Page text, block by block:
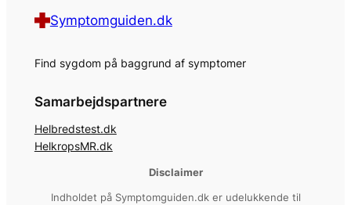
Symptomguiden.dk
Find sygdom på baggrund af symptomer
Samarbejdspartnere
Helbredstest.dk
HelkropsMR.dk
Disclaimer
Indholdet på Symptomguiden.dk er udelukkende til